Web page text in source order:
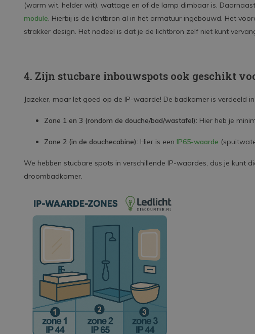
(warm wit, helder wit), wattage en of de lamp dimbaar is.
module. Hierbij is de lichtbron al in het armatuur ingebouwd. Het
strakker design. Het nadeel is dat je de lichtbron zelf niet kunt
4. Zijn stucbare inbouwspots ook geschikt
Jazeker, maar let goed op de IP-waarde! De badkamer is verdeeld
Zone 1 en 3 (rondom de douche/bad/wastafel): Hier heb je
Zone 2 (in de douchecabine): Hier is een IP65-waarde
We hebben stucbare spots in verschillende IP-waardes, dus je kunt
droombadkamer.